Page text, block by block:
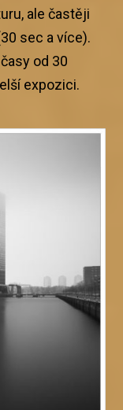
ale častěji
sec a více).
od 30
expozici.